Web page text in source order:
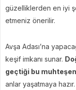
güzelliklerden en iyi
etmeniz önerilir.
Avşa Adası’na
keşif imkanı sunar.
geçtiği bu
anlar yaşatmaya